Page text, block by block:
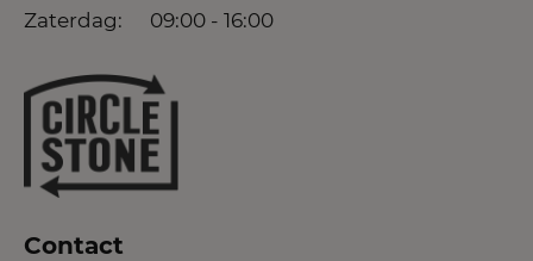
Zaterdag:
09:00 - 16:00
Contact